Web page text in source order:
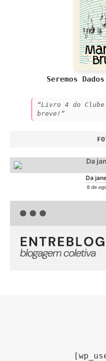
Seremos
“Livro 4 do Clube
breve!”
Da
8 de